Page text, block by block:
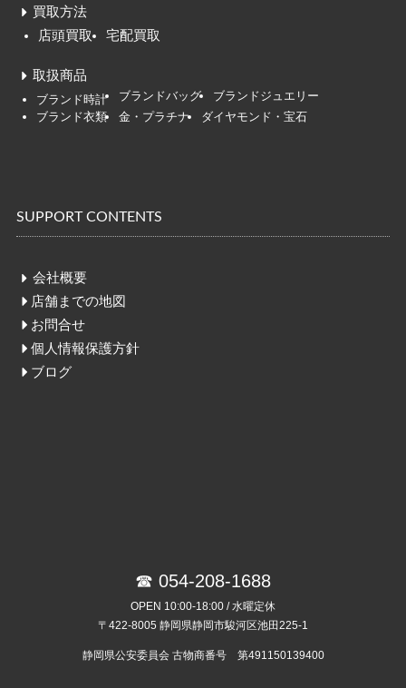
買取方法
店頭買取
宅配買取
取扱商品
ブランド時計 ブランドバッグ
ブランドジュエリー
ブランド衣類
金・プラチナ ダイヤモンド・宝石
SUPPORT CONTENTS
会社概要
店舗までの地図
お問合せ
個人情報保護方針
ブログ
☎ 054-208-1688
OPEN 10:00-18:00 / 水曜定休
〒422-8005 静岡県静岡市駿河区池田225-1
静岡県公安委員会 古物商番号 第491150139400